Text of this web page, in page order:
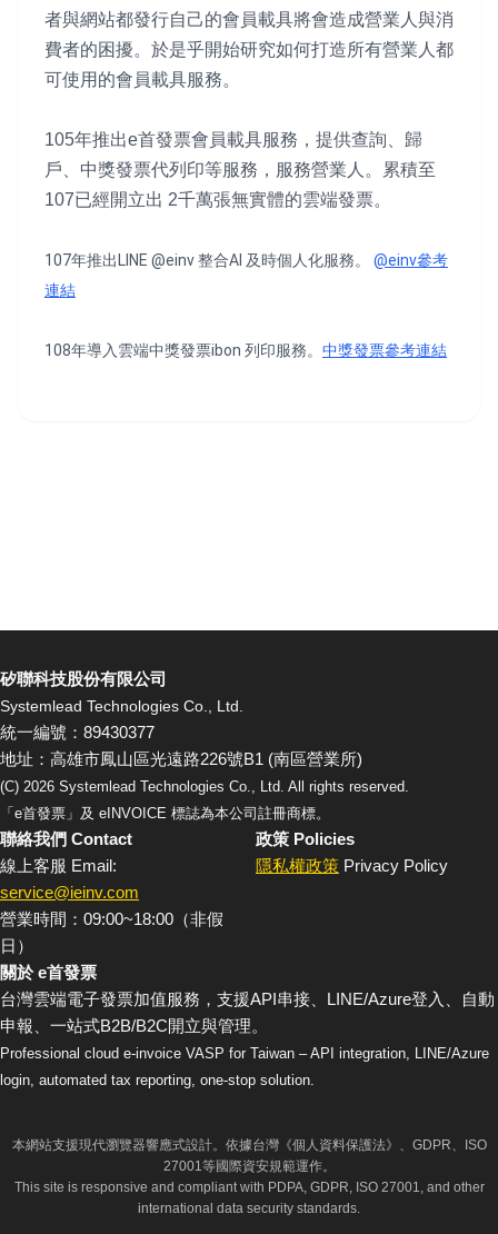
者與網站都發行自己的會員載具將會造成營業人與消
費者的困擾。於是乎開始研究如何打造所有營業人都
可使用的會員載具服務。
105年推出e首發票會員載具服務，提供查詢、歸
戶、中獎發票代列印等服務，服務營業人。累積至
107已經開立出 2千萬張無實體的雲端發票。
107年推出LINE @einv 整合AI 及時個人化服務。 @einv參考
連結
108年導入雲端中獎發票ibon 列印服務。 中獎發票參考連結
矽聯科技股份有限公司
Systemlead Technologies Co., Ltd.
統一編號：89430377
地址：高雄市鳳山區光遠路226號B1 (南區營業所)
(C) 2026 Systemlead Technologies Co., Ltd. All rights reserved.
「e首發票」及 eINVOICE 標誌為本公司註冊商標。
聯絡我們 Contact
線上客服 Email:
service@ieinv.com
營業時間：09:00~18:00（非假
日）
政策 Policies
隱私權政策 Privacy Policy
關於 e首發票
台灣雲端電子發票加值服務，支援API串接、LINE/Azure登入、自動
申報、一站式B2B/B2C開立與管理。
Professional cloud e-invoice VASP for Taiwan – API integration, LINE/Azure
login, automated tax reporting, one-stop solution.
本網站支援現代瀏覽器響應式設計。依據台灣《個人資料保護法》、GDPR、ISO
27001等國際資安規範運作。
This site is responsive and compliant with PDPA, GDPR, ISO 27001, and other
international data security standards.